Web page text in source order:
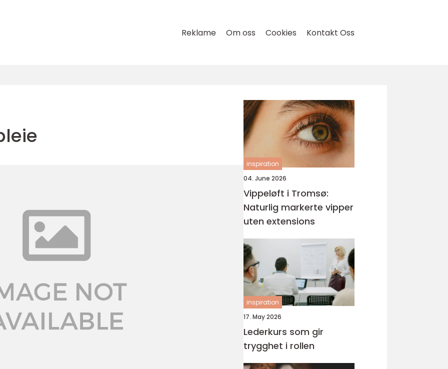
Reklame Om oss Cookies Kontakt Oss
inspiration
04. June 2026
Vippeløft i Tromsø:
Naturlig markerte vipper
uten extensions
inspiration
17. May 2026
Lederkurs som gir
trygghet i rollen